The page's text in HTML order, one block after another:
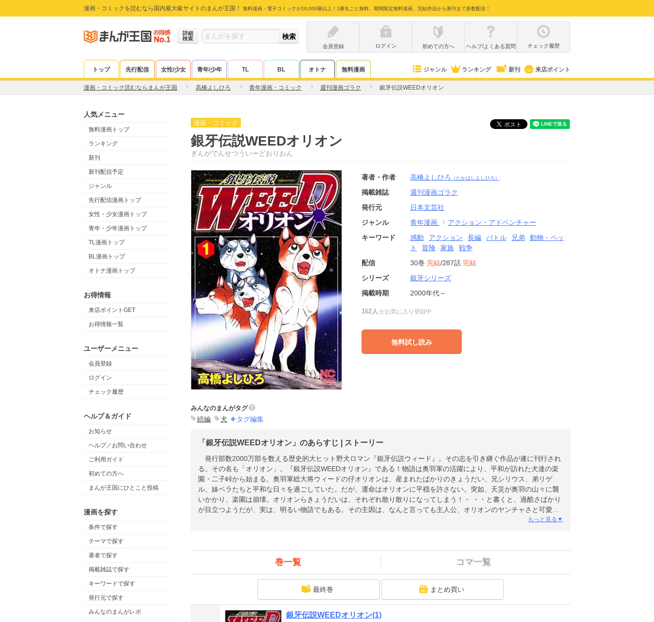
漫画・コミックを読むなら国内最大級サイトのまんが王国！ 無料漫画・電子コミックが10,000冊以上！1冊丸ごと無料、期間限定無料漫画、完結作品から新刊まで多数配信！
詳細
検索
会員登録
ログイン 初めての方へ ヘルプ/よくある質問 チェック履歴
トップ 先行配信 女性/少女 青年/少年 TL BL オトナ 無料漫画 ジャンル ランキング 新刊 来店ポイント
漫画・コミック読むならまんが王国 高橋よしひろ 青年漫画・コミック 週刊漫画ゴラク 銀牙伝説WEEDオリオン
人気メニュー
無料漫画トップ
ランキング
新刊
新刊配信予定
ジャンル
先行配信漫画トップ
女性・少女漫画トップ
青年・少年漫画トップ
TL漫画トップ
BL漫画トップ
オトナ漫画トップ
お得情報
来店ポイントGET
お得情報一覧
ユーザーメニュー
会員登録
ログイン
チェック履歴
ヘルプ＆ガイド
お知らせ
ヘルプ／お問い合わせ
ご利用ガイド
初めての方へ
まんが王国にひとこと投稿
漫画を探す
条件で探す
テーマで探す
著者で探す
掲載雑誌で探す
キーワードで探す
発行元で探す
みんなのまんがレポ
漫画・コミック
銀牙伝説WEEDオリオン
ぎんがでんせつういーどおりおん
著者・作者 高橋よしひろ （たかはしよしひろ）
掲載雑誌
週刊漫画ゴラク
発行元
日本文芸社
ジャンル
青年漫画
アクション・アドベンチャー
キーワード
感動 アクション 長編 バトル 兄弟
動物・ペッ
ト
冒険 家族
戦争
配信
30巻 完結/287話 完結
シリーズ
銀牙シリーズ
掲載時期
2000年代～
162人 がお気に入り登録中
無料試し読み
みんなのまんがタグ
続編 犬 タグ編集
「銀牙伝説WEEDオリオン」のあらすじ | ストーリー
発行部数2000万部を数える歴史的大ヒット野犬ロマン『銀牙伝説ウィード』。その志を引き継ぐ作品が遂に刊行され
る。その名も「オリオン」。『銀牙伝説WEEDオリオン』である！物語は奥羽軍の活躍により、平和が訪れた犬達の楽
園・二子峠から始まる。奥羽軍総大将ウィードの仔オリオンは、産まれたばかりのきょうだい、兄シリウス、弟リゲ
ル、妹ベラたちと平和な日々を過ごしていた。だが、運命はオリオンに平穏を許さない。突如、天災が奥羽の山々に襲
いかかり、楽園は崩壊。オリオンらきょうだいは、それぞれ散り散りになってしまう！・ ・・と書くと、過酷さばかり
が目立つようだが、実は、明るい物語でもある。その主因は、なんと言っても主人公、オリオンのヤンチャさと可愛
さ。風貌は伝説の聖犬、曾祖父リキにソックリ。そのオリオンだからこそ、辛い現状も明るく凌げているのだ。今後、
もっと見る▼
巻一覧 コマ一覧
最終巻 まとめ買い
銀牙伝説WEEDオリオン(1)